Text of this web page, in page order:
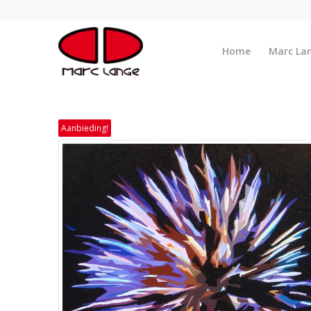
Home Marc
Aanbieding!